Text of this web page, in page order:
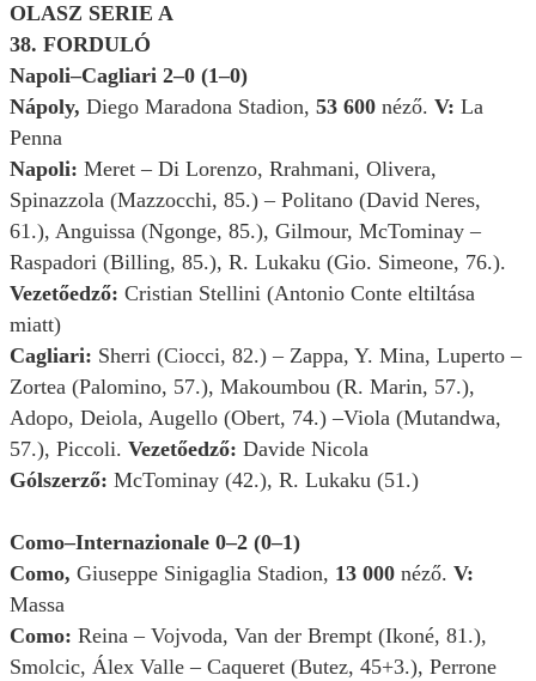
OLASZ SERIE A
38. FORDULÓ
Napoli–Cagliari 2–0 (1–0)
Nápoly, Diego Maradona Stadion, 53 600 néző. V: La
Penna
Napoli: Meret – Di Lorenzo, Rrahmani, Olivera,
Spinazzola (Mazzocchi, 85.) – Politano (David Neres,
61.), Anguissa (Ngonge, 85.), Gilmour, McTominay –
Raspadori (Billing, 85.), R. Lukaku (Gio. Simeone, 76.).
Vezetőedző: Cristian Stellini (Antonio Conte eltiltása
miatt)
Cagliari: Sherri (Ciocci, 82.) – Zappa, Y. Mina, Luperto –
Zortea (Palomino, 57.), Makoumbou (R. Marin, 57.),
Adopo, Deiola, Augello (Obert, 74.) –Viola (Mutandwa,
57.), Piccoli. Vezetőedző: Davide Nicola
Gólszerző: McTominay (42.), R. Lukaku (51.)
Como–Internazionale 0–2 (0–1)
Como, Giuseppe Sinigaglia Stadion, 13 000 néző. V:
Massa
Como: Reina – Vojvoda, Van der Brempt (Ikoné, 81.),
Smolcic, Álex Valle – Caqueret (Butez, 45+3.), Perrone